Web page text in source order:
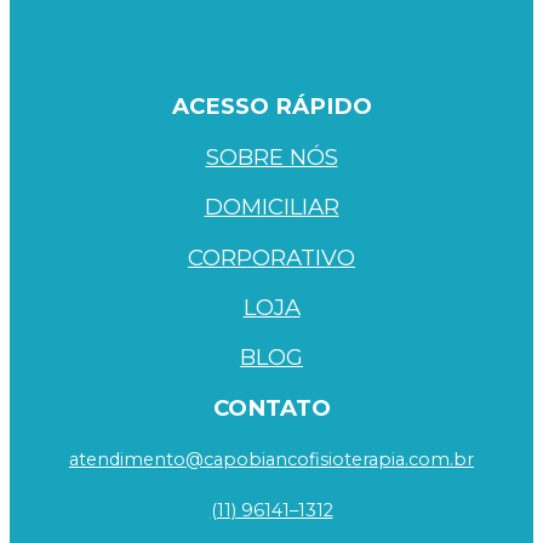
ACESSO RÁPIDO
SOBRE NÓS
DOMICILIAR
CORPORATIVO
LOJA
BLOG
CONTATO
atendimento@capobiancofisioterapia.com.br
(11) 96141–1312